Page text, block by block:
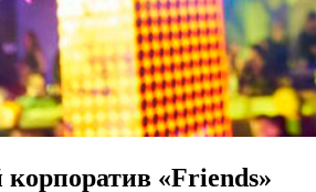
«Friends»